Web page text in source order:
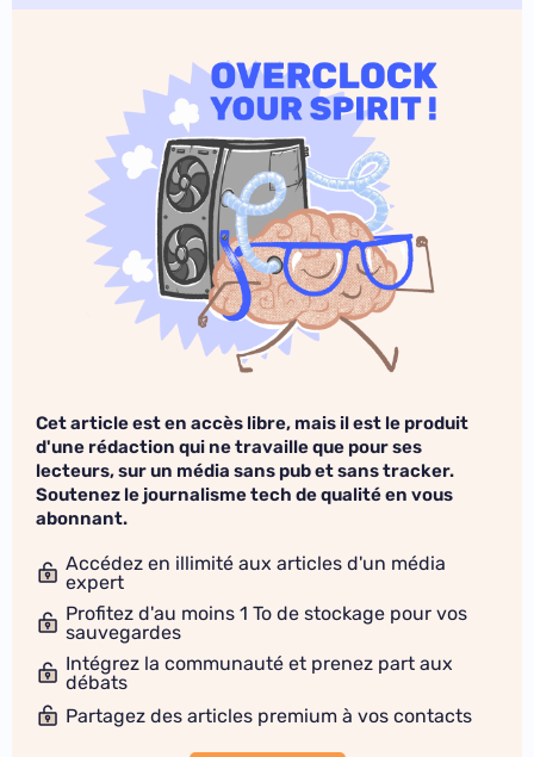
Cet article est en accès libre, mais il est le produit
d'une rédaction qui ne travaille que pour ses
lecteurs, sur un média sans pub et sans tracker.
Soutenez le journalisme tech de qualité en vous
abonnant.
Accédez en illimité aux articles d'un média
expert
Profitez d'au moins 1 To de stockage pour vos
sauvegardes
Intégrez la communauté et prenez part aux
débats
Partagez des articles premium à vos contacts